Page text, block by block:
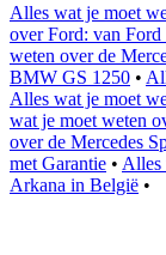
Alles wat je moet
over Ford: van
weten over de
BMW GS 1250 •
Alles wat je moet
wat je moet weten
over de Mercedes
met Garantie • Alles
Arkana in België •